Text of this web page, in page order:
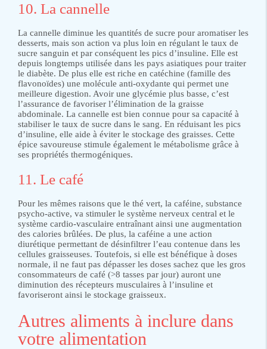
10. La cannelle
La cannelle diminue les quantités de sucre pour aromatiser les
desserts, mais son action va plus loin en régulant le taux de
sucre sanguin et par conséquent les pics d’insuline. Elle est
depuis longtemps utilisée dans les pays asiatiques pour traiter
le diabète. De plus elle est riche en catéchine (famille des
flavonoïdes) une molécule anti-oxydante qui permet une
meilleure digestion. Avoir une glycémie plus basse, c’est
l’assurance de favoriser l’élimination de la graisse
abdominale. La cannelle est bien connue pour sa capacité à
stabiliser le taux de sucre dans le sang. En réduisant les pics
d’insuline, elle aide à éviter le stockage des graisses. Cette
épice savoureuse stimule également le métabolisme grâce à
ses propriétés thermogéniques.
11. Le café
Pour les mêmes raisons que le thé vert, la caféine, substance
psycho-active, va stimuler le système nerveux central et le
système cardio-vasculaire entraînant ainsi une augmentation
des calories brûlées. De plus, la caféine a une action
diurétique permettant de désinfiltrer l’eau contenue dans les
cellules graisseuses. Toutefois, si elle est bénéfique à doses
normale, il ne faut pas dépasser les doses sachez que les gros
consommateurs de café (>8 tasses par jour) auront une
diminution des récepteurs musculaires à l’insuline et
favoriseront ainsi le stockage graisseux.
Autres aliments à inclure dans
votre alimentation